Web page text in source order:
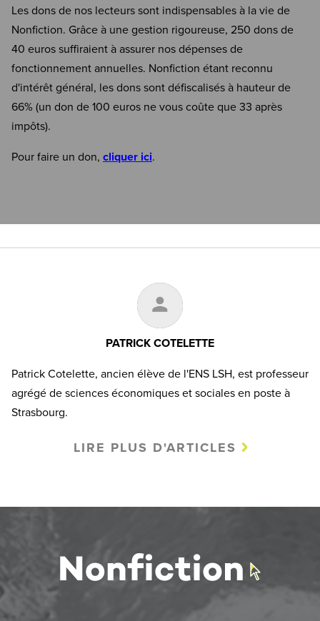
Les dons de nos lecteurs sont indispensables à la vie de
Nonfiction. Grâce à une gestion rigoureuse, 250 dons de
40 euros suffiraient à assurer nos dépenses de
fonctionnement annuelles. Nonfiction étant reconnu
d'intérêt général, les dons sont défiscalisés à hauteur de
66% (un don de 100 euros ne vous coûte que 33 après
impôts).
Pour faire un don, cliquer ici.
PATRICK COTELETTE
Patrick Cotelette, ancien élève de l'ENS LSH, est professeur
agrégé de sciences économiques et sociales en poste à
Strasbourg.
LIRE PLUS D'ARTICLES